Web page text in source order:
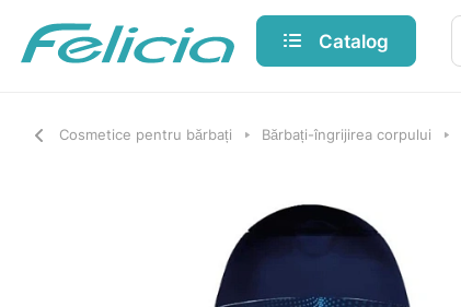
Catalog
Cosmetice pentru bărbați Bărbați-îngrijirea corpului